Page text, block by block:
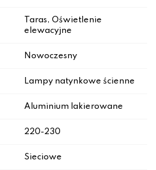
Taras, Oświetlenie
elewacyjne
Nowoczesny
Lampy natynkowe ścienne
Aluminium lakierowane
220-230
Sieciowe